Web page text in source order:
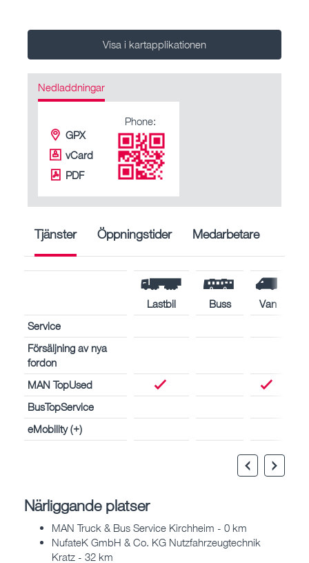
Visa i kartapplikationen
Nedladdningar
GPX
vCard
PDF
Phone:
Tjänster Öppningstider Medarbetare
Lastbil Buss
Van
Service
Försäljning av nya
fordon
MAN TopUsed
BusTopService
eMobility (+)
Närliggande platser
MAN Truck & Bus Service Kirchheim - 0 km
NufateK GmbH & Co. KG Nutzfahrzeugtechnik
Kratz - 32 km